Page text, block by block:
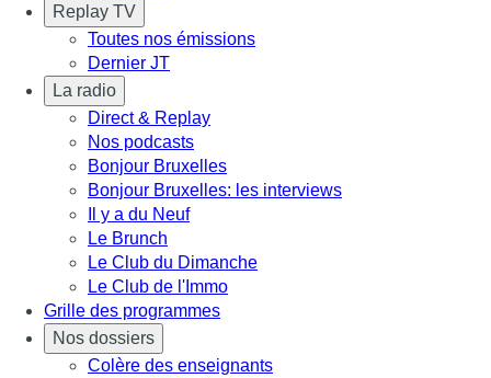
Replay TV
Toutes nos émissions
Dernier JT
La radio
Direct & Replay
Nos podcasts
Bonjour Bruxelles
Bonjour Bruxelles: les interviews
Il y a du Neuf
Le Brunch
Le Club du Dimanche
Le Club de l'Immo
Grille des programmes
Nos dossiers
Colère des enseignants